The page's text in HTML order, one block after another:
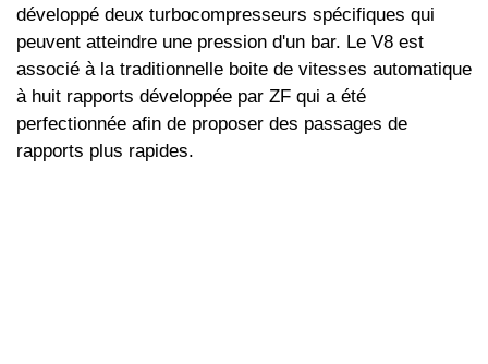
développé deux turbocompresseurs spécifiques qui
peuvent atteindre une pression d'un bar. Le V8 est
associé à la traditionnelle boite de vitesses automatique
à huit rapports développée par ZF qui a été
perfectionnée afin de proposer des passages de
rapports plus rapides.